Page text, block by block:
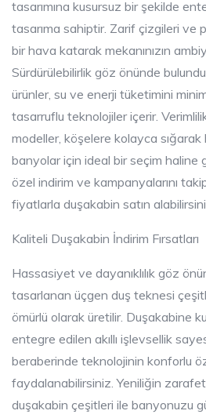
tasarımına kusursuz bir şekilde
tasarıma sahiptir. Zarif çizgileri ve
bir hava katarak mekanınızın
Sürdürülebilirlik göz önünde
ürünler, su ve enerji tüketimini
tasarruflu teknolojiler içerir.
modeller, köşelere kolayca
banyolar için ideal bir seçim haline
özel indirim ve kampanyalarını
fiyatlarla duşakabin satın
Kaliteli Duşakabin İndirim Fırsatları
Hassasiyet ve dayanıklılık göz
tasarlanan üçgen duş teknesi
ömürlü olarak üretilir. Duşakabine
entegre edilen akıllı işlevsellik
beraberinde teknolojinin konforlu
faydalanabilirsiniz. Yeniliğin
duşakabin çeşitleri ile banyonuzu